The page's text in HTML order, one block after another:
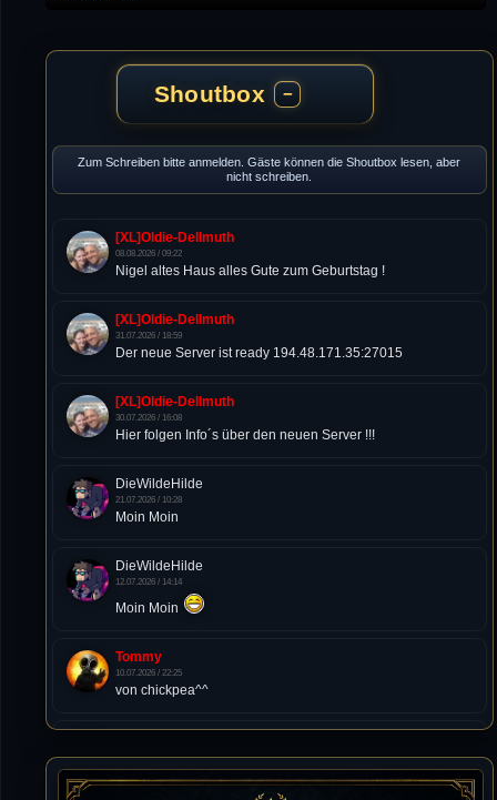
Shoutbox −
Zum Schreiben bitte anmelden. Gäste können die Shoutbox lesen, aber
nicht schreiben.
[XL]Oldie-Dellmuth
08.08.2026 / 09:22
Nigel altes Haus alles Gute zum Geburtstag !
[XL]Oldie-Dellmuth
31.07.2026 / 18:59
Der neue Server ist ready 194.48.171.35:27015
[XL]Oldie-Dellmuth
30.07.2026 / 16:08
Hier folgen Info´s über den neuen Server !!!
DieWildeHilde
21.07.2026 / 10:28
Moin Moin
DieWildeHilde
12.07.2026 / 14:14
Moin Moin
Tommy
10.07.2026 / 22:25
von chickpea^^
Letzte Aktivität:
27. Dez 2023, 22:48